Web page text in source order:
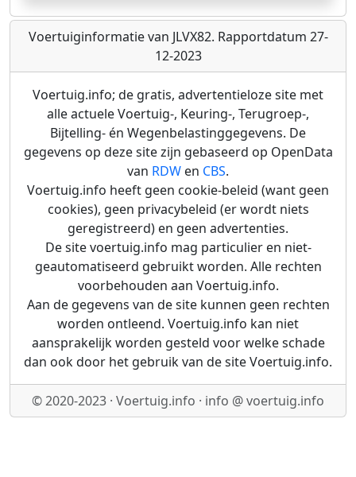
Voertuiginformatie van JLVX82. Rapportdatum 27-
12-2023
Voertuig.info; de gratis, advertentieloze site met
alle actuele Voertuig-, Keuring-, Terugroep-,
Bijtelling- én Wegenbelastinggegevens. De
gegevens op deze site zijn gebaseerd op OpenData
van RDW en CBS.
Voertuig.info heeft geen cookie-beleid (want geen
cookies), geen privacybeleid (er wordt niets
geregistreerd) en geen advertenties.
De site voertuig.info mag particulier en niet-
geautomatiseerd gebruikt worden. Alle rechten
voorbehouden aan Voertuig.info.
Aan de gegevens van de site kunnen geen rechten
worden ontleend. Voertuig.info kan niet
aansprakelijk worden gesteld voor welke schade
dan ook door het gebruik van de site Voertuig.info.
© 2020-2023 · Voertuig.info · info @ voertuig.info